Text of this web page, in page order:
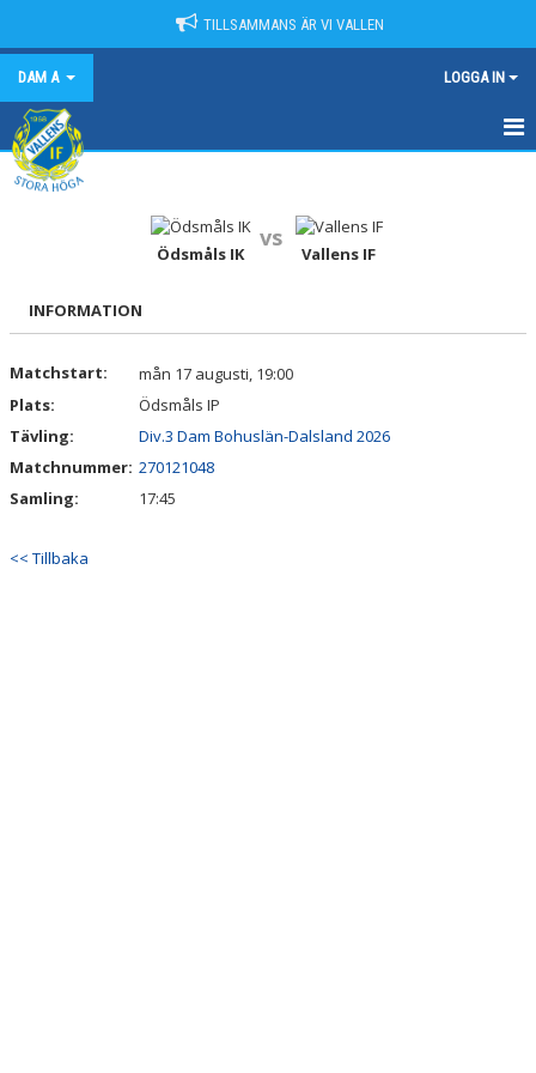
TILLSAMMANS ÄR VI VALLEN
DAM A LOGGA IN
HEM
MATCHER
TRUPPEN
BILDGALLERI
Ödsmåls IK
vs
Vallens IF
INFORMATION
Matchstart:
mån 17 augusti, 19:00
Plats:
Ödsmåls IP
Tävling:
Div.3 Dam Bohuslän-Dalsland 2026
Matchnummer: 270121048
Samling:
17:45
<< Tillbaka